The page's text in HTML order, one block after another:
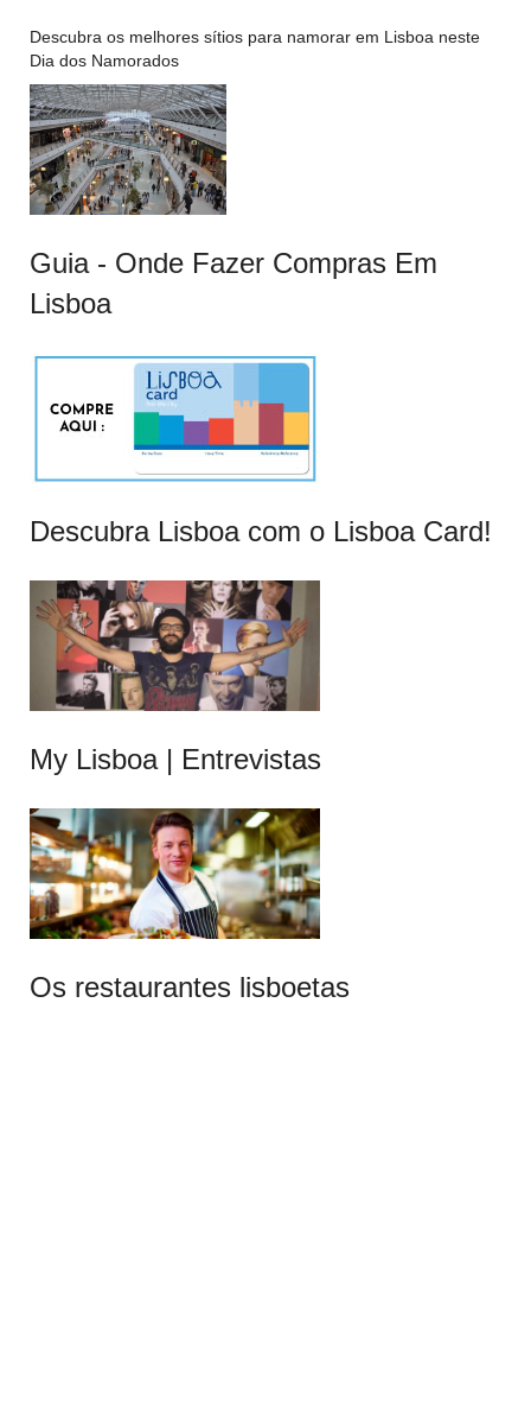
Descubra os melhores sítios para namorar em Lisboa neste
Dia dos Namorados
Guia - Onde Fazer Compras Em
Lisboa
Descubra Lisboa com o Lisboa Card!
My Lisboa | Entrevistas
Os restaurantes lisboetas